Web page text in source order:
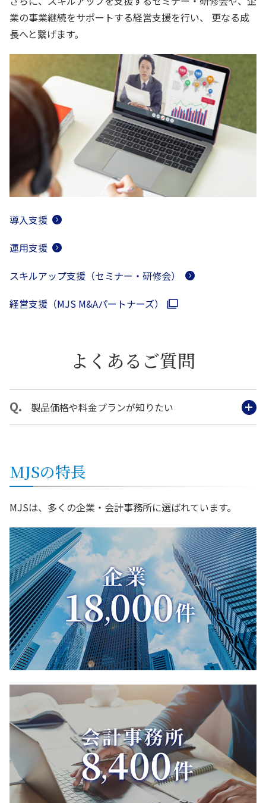
業の事業継続をサポートする経営支援を行い、
更なる成
長へと繋げます。
導入支援
運用支援
スキルアップ支援（セミナー・研修会）
経営支援（MJS M&Aパートナーズ）
よくあるご質問
製品価格や料金プランが知りたい
MJSの特長
MJSは、多くの企業・会計事務所に選ばれています。